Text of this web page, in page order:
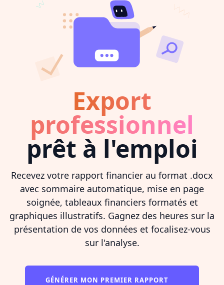
Export
professionnel
prêt à l'emploi
Recevez votre rapport financier au format .docx
avec sommaire automatique, mise en page
soignée, tableaux financiers formatés et
graphiques illustratifs. Gagnez des heures sur la
présentation de vos données et focalisez-vous
sur l'analyse.
GÉNÉRER MON PREMIER RAPPORT